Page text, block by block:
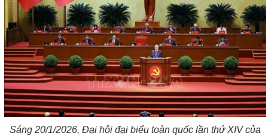
Sáng 20/1/2026, Đại hội đại biểu toàn quốc lần thứ XIV của